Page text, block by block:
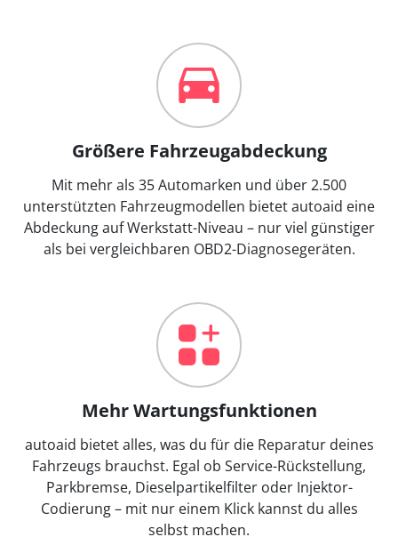
Größere Fahrzeugabdeckung
Mit mehr als 35 Automarken und über 2.500
unterstützten Fahrzeugmodellen bietet autoaid eine
Abdeckung auf Werkstatt-Niveau – nur viel günstiger
als bei vergleichbaren OBD2-Diagnosegeräten.
Mehr Wartungsfunktionen
autoaid bietet alles, was du für die Reparatur deines
Fahrzeugs brauchst. Egal ob Service-Rückstellung,
Parkbremse, Dieselpartikelfilter oder Injektor-
Codierung – mit nur einem Klick kannst du alles
selbst machen.